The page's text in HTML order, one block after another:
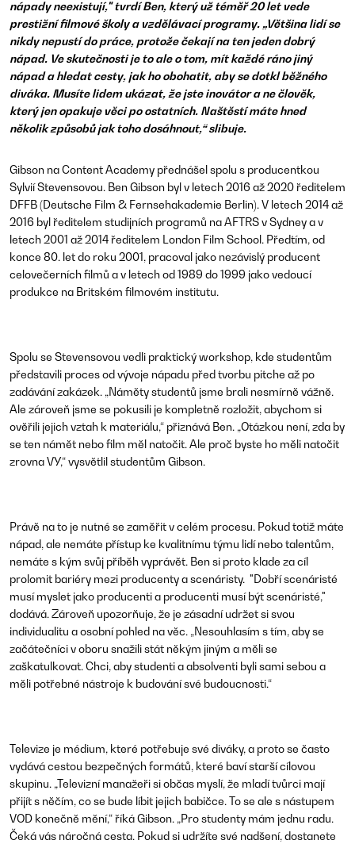
nápady neexistují," tvrdí Ben, který už téměř 20 let vede
prestižní filmové školy a vzdělávací programy. „Většina lidí se
nikdy nepustí do práce, protože čekají na ten jeden dobrý
nápad. Ve skutečnosti je to ale o tom, mít každé ráno jiný
nápad a hledat cesty, jak ho obohatit, aby se dotkl běžného
diváka. Musíte lidem ukázat, že jste inovátor a ne člověk,
který jen opakuje věci po ostatních. Naštěstí máte hned
několik způsobů jak toho dosáhnout,“ slibuje.
Gibson na Content Academy přednášel spolu s producentkou
Sylvií Stevensovou. Ben Gibson byl v letech 2016 až 2020 ředitelem
DFFB(Deutsche Film & Fernsehakademie Berlin). V letech 2014 až
2016 byl ředitelem studijních programů naAFTRSv Sydney a v
letech 2001 až 2014 ředitelem London Film School. Předtím, od
konce 80. let do roku 2001, pracoval jako nezávislý producent
celovečerních filmů a v letech od 1989 do 1999 jako vedoucí
produkce na Britském filmovém institutu.
Spolu se Stevensovou vedli praktický workshop, kde studentům
představili proces od vývoje nápadu před tvorbu pitche až po
zadávání zakázek. „Náměty studentů jsme brali nesmírně vážně.
Ale zároveň jsme se pokusili je kompletně rozložit, abychom si
ověřili jejich vztah k materiálu,“ přiznává Ben. „Otázkou není, zda by
se ten námět nebo film měl natočit. Ale proč byste ho měli natočit
zrovna VY,“vysvětlil studentům Gibson.
Právě na to je nutné se zaměřit v celém procesu. Pokud totiž máte
nápad, ale nemáte přístup ke kvalitnímu týmu lidí nebo talentům,
nemáte s kým svůj příběh vyprávět. Ben si proto klade za cíl
prolomit bariéry mezi producenty a scenáristy. "Dobří scenáristé
musí myslet jako producenti a producenti musí být scenáristé,"
dodává. Zároveň upozorňuje, že je zásadní udržet si svou
individualitu a osobní pohled na věc. „Nesouhlasím s tím, aby se
začátečníci v oboru snažili stát někým jiným a měli se
zaškatulkovat. Chci, aby studenti a absolventi byli sami sebou a
měli potřebné nástroje k budování své budoucnosti.“
Televize je médium, které potřebuje své diváky, a proto se často
vydává cestou bezpečných formátů, které baví starší cílovou
skupinu. „Televizní manažeři si občas myslí, že mladí tvůrci mají
přijít s něčím, co se bude líbit jejich babičce. To se ale s nástupem
VOD konečně mění,“říká Gibson. „Pro studenty mám jednu radu.
Čeká vás náročná cesta. Pokud si udržíte své nadšení, dostanete